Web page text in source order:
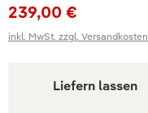
239,00 €
inkl. MwSt. zzgl. Versandkosten
Liefern lassen